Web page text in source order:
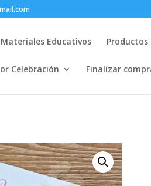
Materiales Educativos
Celebración Finalizar